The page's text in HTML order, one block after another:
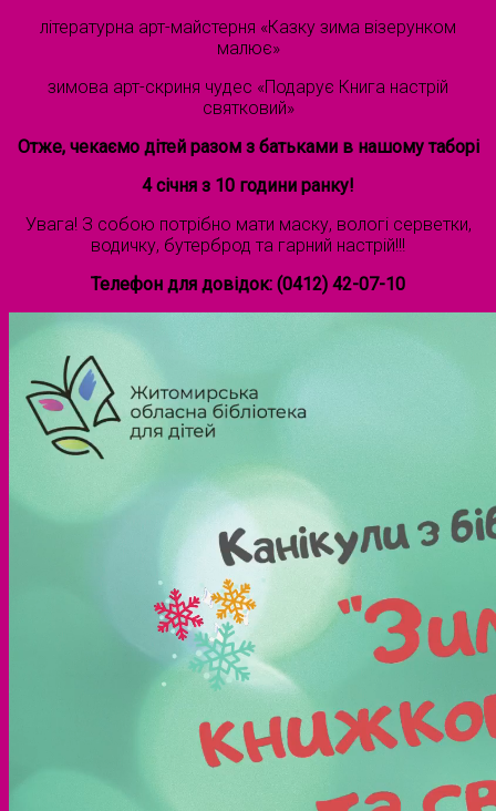
літературна арт-майстерня «Казку зима візерунком
малює»
зимова арт-скриня чудес «Подарує Книга настрій
святковий»
Отже, чекаємо дітей разом з батьками в нашому таборі
4 січня з 10 години ранку!
Увага! З собою потрібно мати маску, вологі серветки,
водичку, бутерброд та гарний настрій!!!
Телефон для довідок: (0412) 42-07-10